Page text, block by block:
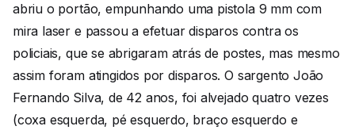
abriu o portão, empunhando uma pistola 9 mm com
mira laser e passou a efetuar disparos contra os
policiais, que se abrigaram atrás de postes, mas mesmo
assim foram atingidos por disparos. O sargento João
Fernando Silva, de 42 anos, foi alvejado quatro vezes
(coxa esquerda, pé esquerdo, braço esquerdo e